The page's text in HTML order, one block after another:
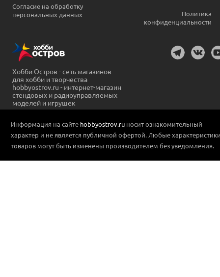
Согласие на обработку
персональных данных
Политика
конфиденциальности
Хобби Остров - сеть магазинов
для хобби и творчества
hobbyostrov.ru - интернет-магазин
стендовых и радиоуправляемых
моделей и игрушек
Информация на сайте hobbyostrov.ru носит ознакомительный
характер и не является публичной офертой. Любые
товаров могут быть изменены производителем без уведомления.